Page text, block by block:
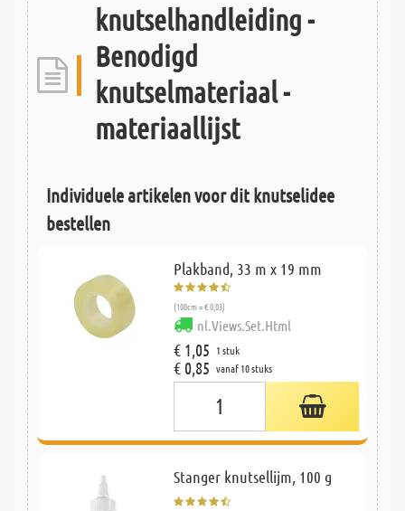
knutselhandleiding -
Benodigd
knutselmateriaal -
materiaallijst
Individuele artikelen voor dit knutselidee
bestellen
Plakband, 33 m x 19 mm
(100cm = € 0,03)
nl.Views.Set.Html
€ 1,05 1 stuk
€ 0,85 vanaf 10 stuks
Stanger knutsellijm, 100 g